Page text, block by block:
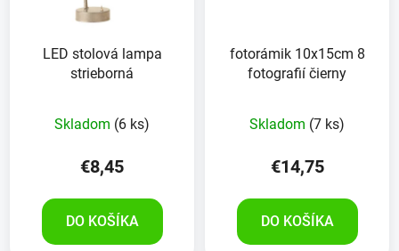
LED stolová lampa
strieborná
Skladom (6 ks)
€8,45
DO KOŠÍKA
fotorámik 10x15cm 8
fotografií čierny
Skladom (7 ks)
€14,75
DO KOŠÍKA